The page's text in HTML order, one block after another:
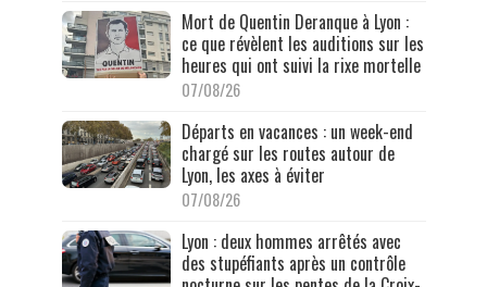
Mort de Quentin Deranque à Lyon :
ce que révèlent les auditions sur les
heures qui ont suivi la rixe mortelle
07/08/26
Départs en vacances : un week-end
chargé sur les routes autour de
Lyon, les axes à éviter
07/08/26
Lyon : deux hommes arrêtés avec
des stupéfiants après un contrôle